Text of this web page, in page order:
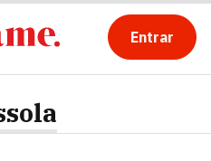
Entrar